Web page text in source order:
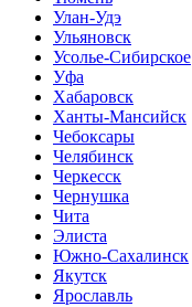
Улан-Удэ
Ульяновск
Усолье-Сибирское
Уфа
Хабаровск
Ханты-Мансийск
Чебоксары
Челябинск
Черкесск
Чернушка
Чита
Элиста
Южно-Сахалинск
Якутск
Ярославль